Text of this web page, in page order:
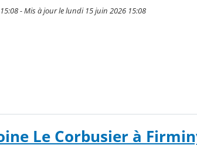
- Mis à jour le lundi 15 juin 2026 15:08
Le Corbusier à